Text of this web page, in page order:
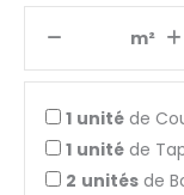
m²
1 unité de
1 unité de
2 unités de